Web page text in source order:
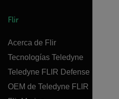
Flir
Acerca de Flir
Tecnologías Teledyne
Teledyne FLIR Defense
OEM de Teledyne FLIR